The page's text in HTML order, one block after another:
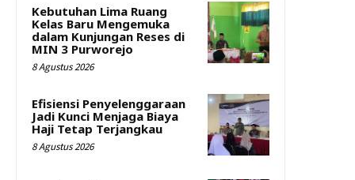
Kebutuhan Lima Ruang
Kelas Baru Mengemuka
dalam Kunjungan Reses di
MIN 3 Purworejo
8 Agustus 2026
Efisiensi Penyelenggaraan
Jadi Kunci Menjaga Biaya
Haji Tetap Terjangkau
8 Agustus 2026